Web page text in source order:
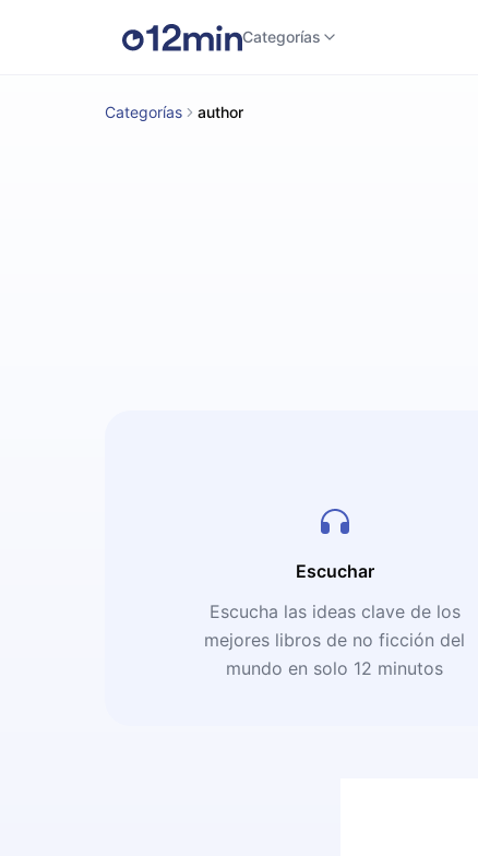
Categorías
Categorías author
Escuchar
Escucha las ideas clave de los
mejores libros de no ficción del
mundo en solo 12 minutos